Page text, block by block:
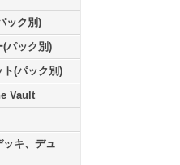
ック別)
(パック別)
ト(パック別)
Vault
ッキ、デュ